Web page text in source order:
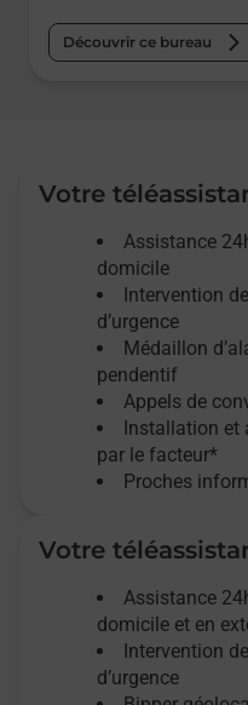
Découvrir ce bureau
Votre
Assistance
domicile
Intervention
d’urgence
Médaillon
pendentif
Appels de
Installation et
par le facteur*
Proches
Votre
Assistance
domicile et en
Intervention
d’urgence